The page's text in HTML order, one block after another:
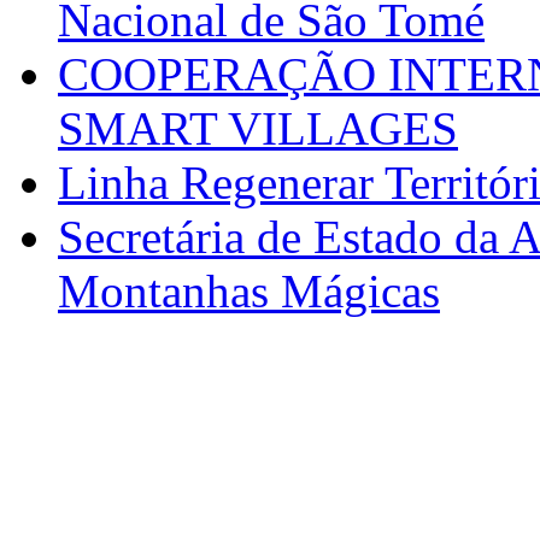
Nacional de São Tomé
COOPERAÇÃO
SMART VILLAGES
Linha Regenerar
Secretária de Estado da
Montanhas Mágicas